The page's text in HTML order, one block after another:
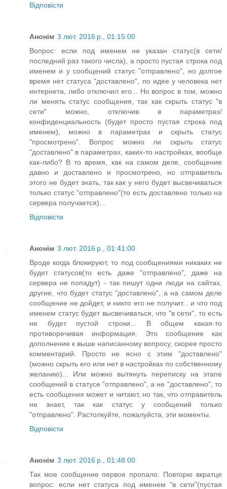
Відповісти
Анонім 3 лют. 2016 р., 01:15:00
Вопрос: если под именем не указан статус(в сети/
последний раз такого числа), а просто пустая строка под
именем и у сообщений статус "отправлено", но долгое
время нет статуса "доставлено", по идее у человека нет
интернета, либо отключил его... Но вопрос в том, можно
ли менять статус сообщения, так как скрыть статус "в
сети" можно, отключив в параметрах/
конфиденциальность (будет просто пустая строка под
именем), можно в параметрах и скрыть статус
"просмотрено". Вопрос можно ли скрыть статус
"доставлено" в параметрах, каких-то настройках, вообще
как-либо? В то время, как на самом деле, сообщение
давно и доставлено и просмотрено, но отправитель
этого не будет знать, так как у него будет высвечиваться
только статус "отправлено"(то есть доставлено только на
сервера получается)...
Відповісти
Анонім 3 лют. 2016 р., 01:41:00
Вроде когда блокируют, то под сообщениями никаких не
будет статусов(то есть даже "отправлено", даже на
сервера не попадут) - так пишут одни люди на сайтах,
другие, что будет статус "доставлено", а на самом деле
сообщение не дойдет, и никто его не получит... и что под
именем статус будет высвечиваться, что "в сети", то есть
не будет пустой строки... В общем какая-то
противоречивая информация. Это сообщение как
дополнение к выше написанному вопросу, скорее просто
комментарий. Просто не ясно с этим "доставлено"
(можно скрыть его или нет в настройках по собственному
желанию)... Или можно вытянуть переписку на этапе
сообщений в статусе "отправлено", а не "доставлено", то
есть сообщения может и читают, но так, что отправитель
не знает, так как статус у сообщений только
"отправлено". Растолкуйте, пожалуйста, эти моменты.
Відповісти
Анонім 3 лют. 2016 р., 01:48:00
Так мое сообщение первое пропало. Повторю вкратце
вопрос: если нет статуса под именем "в сети"(пустая